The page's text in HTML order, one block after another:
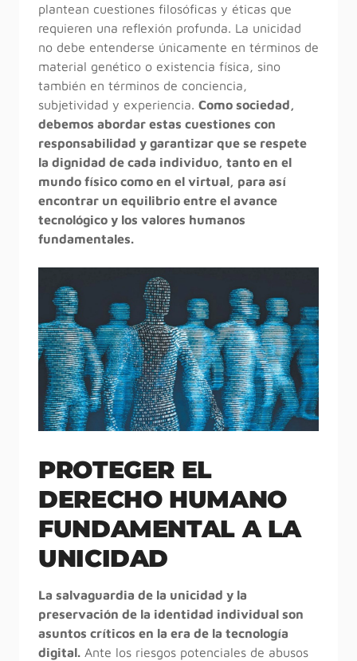
plantean cuestiones filosóficas y éticas que
requieren una reflexión profunda. La unicidad
no debe entenderse únicamente en términos de
material genético o existencia física, sino
también en términos de conciencia,
subjetividad y experiencia. Como sociedad,
debemos abordar estas cuestiones con
responsabilidad y garantizar que se respete
la dignidad de cada individuo, tanto en el
mundo físico como en el virtual, para así
encontrar un equilibrio entre el avance
tecnológico y los valores humanos
fundamentales.
PROTEGER EL
DERECHO HUMANO
FUNDAMENTAL A LA
UNICIDAD
La salvaguardia de la unicidad y la
preservación de la identidad individual son
asuntos críticos en la era de la tecnología
digital. Ante los riesgos potenciales de abusos